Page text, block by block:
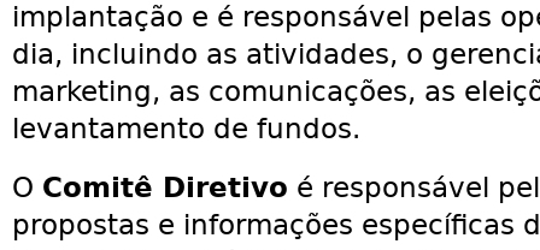
implantação e é responsável pelas
dia, incluindo as atividades, o
marketing, as comunicações, as
levantamento de fundos.
O Comitê Diretivo é responsável
propostas e informações específicas